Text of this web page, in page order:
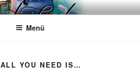
Menü
ALL YOU NEED IS…